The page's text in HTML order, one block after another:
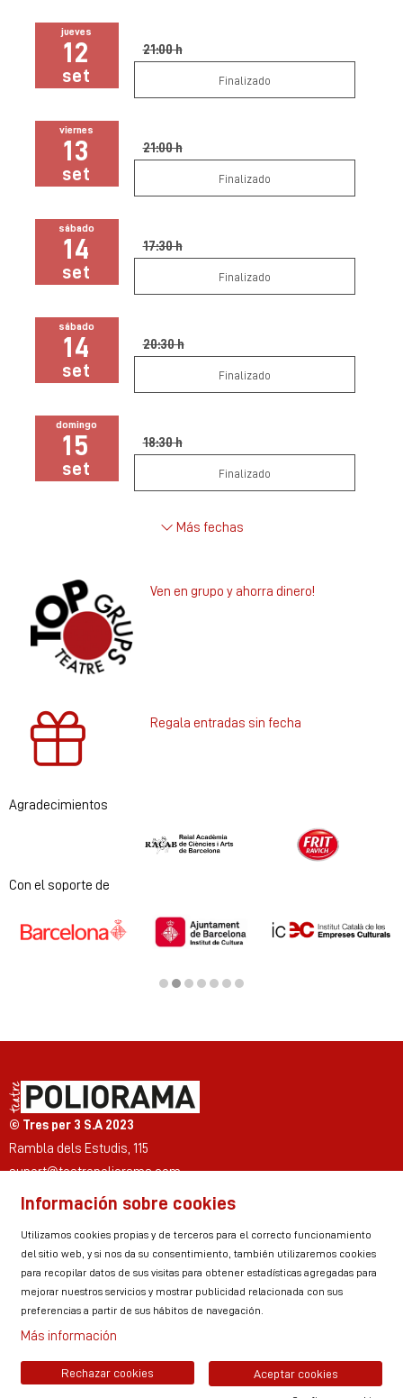
jueves
12
set
21:00 h
Finalizado
viernes
13
set
21:00 h
Finalizado
sábado
14
set
17:30 h
Finalizado
sábado
14
set
20:30 h
Finalizado
domingo
15
set
18:30 h
Finalizado
Más fechas
Ven en grupo y ahorra dinero!
Regala entradas sin fecha
Agradecimientos
Diapositiva 1 de 2
Con el soporte de
© Tres per 3 S.A 2023
Rambla dels Estudis, 115
suport@teatrepoliorama.com
Link a instagram
Link a youtube
Link a twitter
Link a facebook
Link a ticktok
Link a linkedin
Sitemap Aviso Legal
Uso de Cookies
Política de privacidad
Información sobre cookies
Utilizamos cookies propias y de terceros para el correcto funcionamiento
del sitio web, y si nos da su consentimiento, también utilizaremos cookies
para recopilar datos de sus visitas para obtener estadísticas agregadas para
mejorar nuestros servicios y mostrar publicidad relacionada con sus
preferencias a partir de sus hábitos de navegación.
Más información
Aceptar cookies
Rechazar cookies